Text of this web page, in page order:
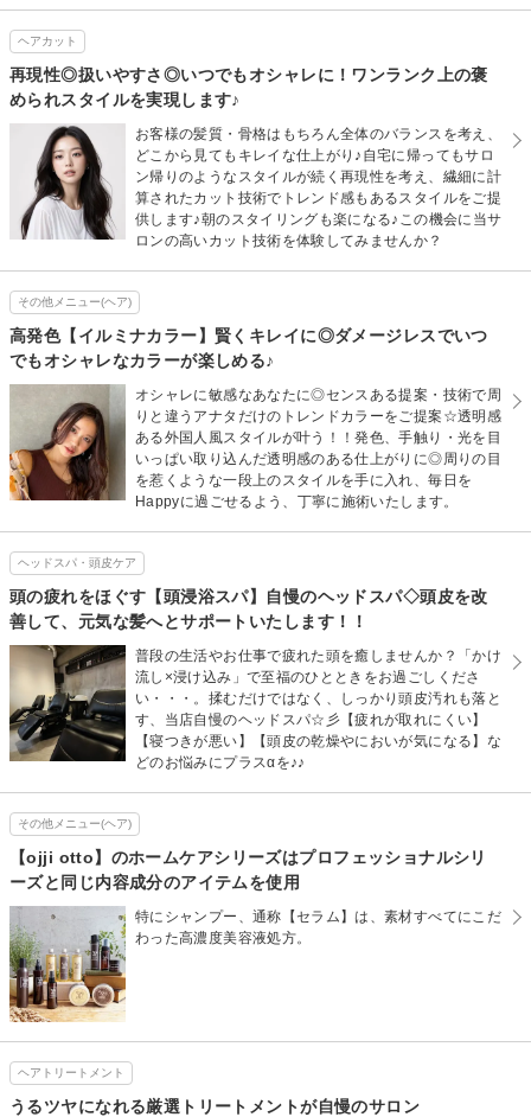
ヘアカット
再現性◎扱いやすさ◎いつでもオシャレに！ワンランク上の褒
められスタイルを実現します♪
お客様の髪質・骨格はもちろん全体のバランスを考え、
どこから見てもキレイな仕上がり♪自宅に帰ってもサロ
ン帰りのようなスタイルが続く再現性を考え、繊細に計
算されたカット技術でトレンド感もあるスタイルをご提
供します♪朝のスタイリングも楽になる♪この機会に当サ
ロンの高いカット技術を体験してみませんか？
その他メニュー(ヘア)
高発色【イルミナカラー】賢くキレイに◎ダメージレスでいつ
でもオシャレなカラーが楽しめる♪
オシャレに敏感なあなたに◎センスある提案・技術で周
りと違うアナタだけのトレンドカラーをご提案☆透明感
ある外国人風スタイルが叶う！！発色、手触り・光を目
いっぱい取り込んだ透明感のある仕上がりに◎周りの目
を惹くような一段上のスタイルを手に入れ、毎日を
Happyに過ごせるよう、丁寧に施術いたします。
ヘッドスパ・頭皮ケア
頭の疲れをほぐす【頭浸浴スパ】自慢のヘッドスパ◇頭皮を改
善して、元気な髪へとサポートいたします！！
普段の生活やお仕事で疲れた頭を癒しませんか？「かけ
流し×浸け込み」で至福のひとときをお過ごしくださ
い・・・。揉むだけではなく、しっかり頭皮汚れも落と
す、当店自慢のヘッドスパ☆彡【疲れが取れにくい】
【寝つきが悪い】【頭皮の乾燥やにおいが気になる】な
どのお悩みにプラスαを♪♪
その他メニュー(ヘア)
【ojji otto】のホームケアシリーズはプロフェッショナルシリ
ーズと同じ内容成分のアイテムを使用
特にシャンプー、通称【セラム】は、素材すべてにこだ
わった高濃度美容液処方。
ヘアトリートメント
うるツヤになれる厳選トリートメントが自慢のサロン